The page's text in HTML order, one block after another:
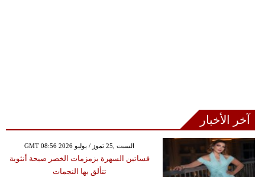
آخر الأخبار
GMT 08:56 2026 السبت ,25 تموز / يوليو
فساتين السهرة بزمزمات الخصر صيحة أنثوية
تتألق بها النجمات